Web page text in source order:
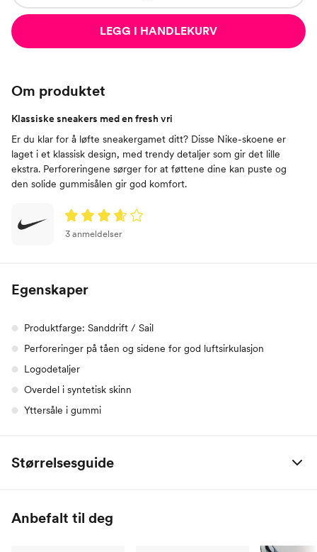
LEGG I HANDLEKURV
Om produktet
Klassiske sneakers med en fresh vri
Er du klar for å løfte sneakergamet ditt? Disse Nike-skoene er
laget i et klassisk design, med trendy detaljer som gir det lille
ekstra. Perforeringene sørger for at føttene dine kan puste og
den solide gummisålen gir god komfort.
3 anmeldelser
Egenskaper
Produktfarge: Sanddrift / Sail
Perforeringer på tåen og sidene for god luftsirkulasjon
Logodetaljer
Overdel i syntetisk skinn
Yttersåle i gummi
Størrelsesguide
40 25
Anbefalt til deg